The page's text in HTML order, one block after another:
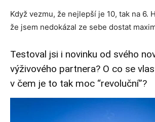
Když vezmu, že nejlepší je 10, tak na 6.
že jsem nedokázal ze sebe dostat
Testoval jsi i novinku od svého
výživového partnera? O co se
v čem je to tak moc “revoluční”?